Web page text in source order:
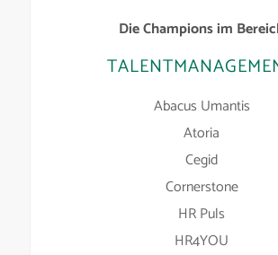
Die Champions im
Abacus Umantis
Atoria
Cegid
Cornerstone
HR Puls
HR4YOU